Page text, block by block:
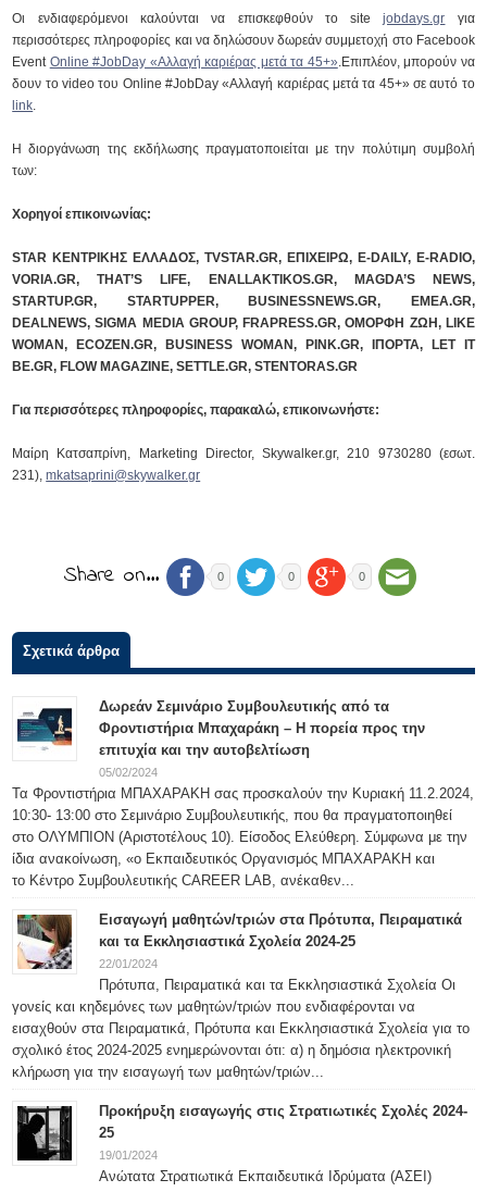
Οι ενδιαφερόμενοι καλούνται να επισκεφθούν το sitejobdays.gr για
περισσότερες πληροφορίες και να δηλώσουν δωρεάν συμμετοχή στο Facebook
Event Online #JobDay «Αλλαγή καριέρας μετά τα 45+» Επιπλέον, μπορούν να
δουν το video του Online #JobDay «Αλλαγή καριέρας μετά τα 45+» σε αυτό το
link
Η διοργάνωση της εκδήλωσης πραγματοποιείται με την πολύτιμη συμβολή
των:
Χορηγοί επικοινωνίας:
STAR ΚΕΝΤΡΙΚΗΣ ΕΛΛΑΔΟΣ, TVSTAR.GR, ΕΠΙΧΕΙΡΩ, E-DAILY, E-RADIO,
VORIA.GR, THAT’S LIFE, ENALLAKTIKOS.GR, MAGDA’S NEWS,
STARTUP.GR, STARTUPPER, BUSINESSNEWS.GR, EMEA.GR,
DEALNEWS, SIGMA MEDIA GROUP, FRAPRESS.GR, ΟΜΟΡΦΗ ΖΩΗ, LIKE
WOMAN, ECOZEN.GR, BUSINESS WOMAN, PINK.GR, IΠΟΡΤΑ, LET IT
BE.GR, FLOW MAGAZINE, SETTLE.GR, STENTORAS.GR
Για περισσότερες πληροφορίες, παρακαλώ, επικοινωνήστε:
Μαίρη Κατσαπρίνη, Marketing Director, Skywalker.gr, 210 9730280 (εσωτ.
231),mkatsaprini@skywalker.gr
Share on… 0 0 0
Σχετικά άρθρα
Δωρεάν Σεμινάριο Συμβουλευτικής από τα
Φροντιστήρια Μπαχαράκη – Η πορεία προς την
επιτυχία και την αυτοβελτίωση
05/02/2024
Τα Φροντιστήρια ΜΠΑΧΑΡΑΚΗ σας προσκαλούν την Κυριακή 11.2.2024,
10:30- 13:00 στο Σεμινάριο Συμβουλευτικής, που θα πραγματοποιηθεί
στο ΟΛΥΜΠΙΟΝ (Αριστοτέλους 10). Είσοδος Ελεύθερη. Σύμφωνα με την
ίδια ανακοίνωση, «ο Εκπαιδευτικός Οργανισμός ΜΠΑΧΑΡΑΚΗ και
το Κέντρο Συμβουλευτικής CAREER LAB, ανέκαθεν...
Εισαγωγή μαθητών/τριών στα Πρότυπα, Πειραματικά
και τα Εκκλησιαστικά Σχολεία 2024-25
22/01/2024
Πρότυπα, Πειραματικά και τα Εκκλησιαστικά Σχολεία Οι
γονείς και κηδεμόνες των μαθητών/τριών που ενδιαφέρονται να
εισαχθούν στα Πειραματικά, Πρότυπα και Εκκλησιαστικά Σχολεία για το
σχολικό έτος 2024-2025 ενημερώνονται ότι: α) η δημόσια ηλεκτρονική
κλήρωση για την εισαγωγή των μαθητών/τριών...
Προκήρυξη εισαγωγής στις Στρατιωτικές Σχολές 2024-
25
19/01/2024
Ανώτατα Στρατιωτικά Εκπαιδευτικά Ιδρύματα (ΑΣΕΙ)